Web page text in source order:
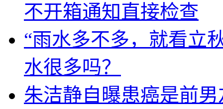
不开箱通知直接检查
“雨水多不多，就看立
水很多吗？
朱洁静自曝患癌是前